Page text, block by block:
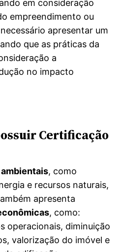
em consideração
empreendimento ou
apresentar um
que as práticas da
a
no impacto
Certificação
, como
e recursos naturais,
apresenta
, como:
operacionais, diminuição
valorização do imóvel e